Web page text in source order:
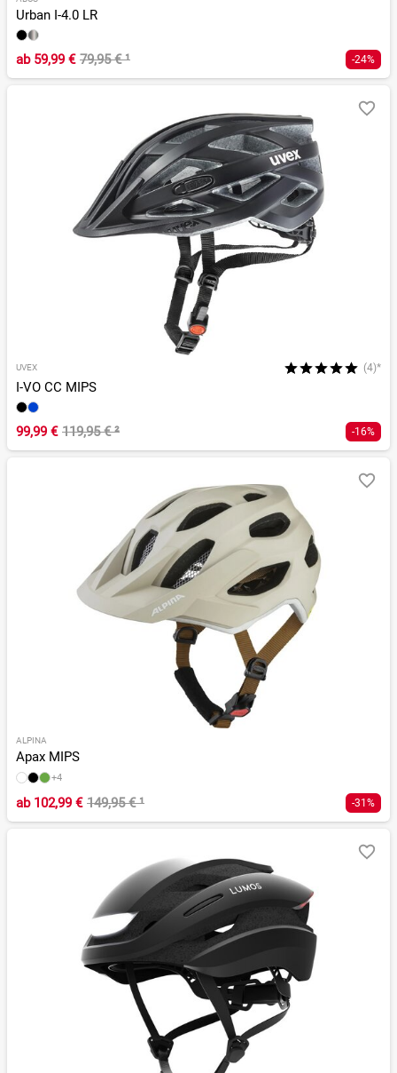
Urban I-4.0 LR
ab59,99 € 79,95 €¹ -24%
UVEX (4)*
I-VO CC MIPS
99,99 € 119,95 €² -16%
ALPINA
Apax MIPS
+4
ab102,99 € 149,95 €¹ -31%